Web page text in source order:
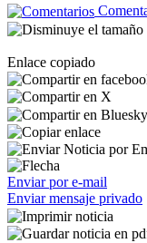
Enlace copiado
Enviar por e-mail
Enviar mensaje privado